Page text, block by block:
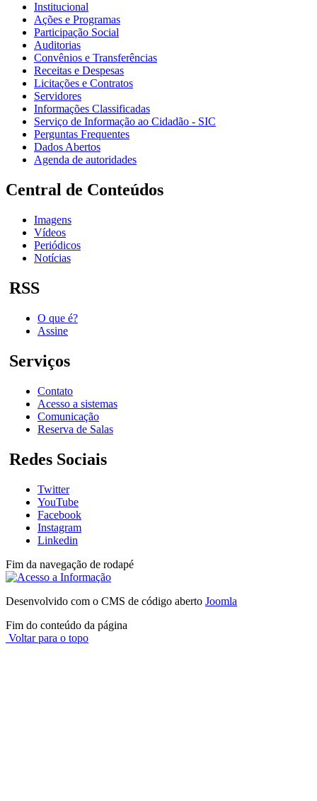
Institucional
Ações e Programas
Participação Social
Auditorias
Convênios e Transferências
Receitas e Despesas
Licitações e Contratos
Servidores
Informações Classificadas
Serviço de Informação ao Cidadão - SIC
Perguntas Frequentes
Dados Abertos
Agenda de autoridades
Central de Conteúdos
Imagens
Vídeos
Periódicos
Notícias
RSS
O que é?
Assine
Serviços
Contato
Acesso a sistemas
Comunicação
Reserva de Salas
Redes Sociais
Twitter
YouTube
Facebook
Instagram
Linkedin
Fim da navegação de rodapé
Desenvolvido com o CMS de código aberto Joomla
Fim do conteúdo da página
Voltar para o topo